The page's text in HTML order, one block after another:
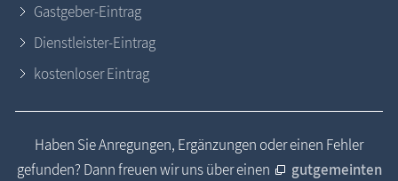
Gastgeber-Eintrag
Dienstleister-Eintrag
kostenloser Eintrag
Haben Sie Anregungen, Ergänzungen oder einen Fehler
gefunden? Dann freuen wir uns über einen
gutgemeinten